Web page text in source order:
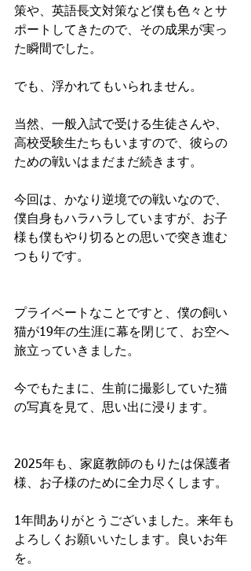
策や、英語長文対策など僕も色々とサ
ポートしてきたので、その成果が実っ
た瞬間でした。
でも、浮かれてもいられません。
当然、一般入試で受ける生徒さんや、
高校受験生たちもいますので、彼らの
ための戦いはまだまだ続きます。
今回は、かなり逆境での戦いなので、
僕自身もハラハラしていますが、お子
様も僕もやり切るとの思いで突き進む
つもりです。
プライベートなことですと、僕の飼い
猫が19年の生涯に幕を閉じて、お空へ
旅立っていきました。
今でもたまに、生前に撮影していた猫
の写真を見て、思い出に浸ります。
2025年も、家庭教師のもりたは保護者
様、お子様のために全力尽くします。
1年間ありがとうございました。来年も
よろしくお願いいたします。良いお年
を。